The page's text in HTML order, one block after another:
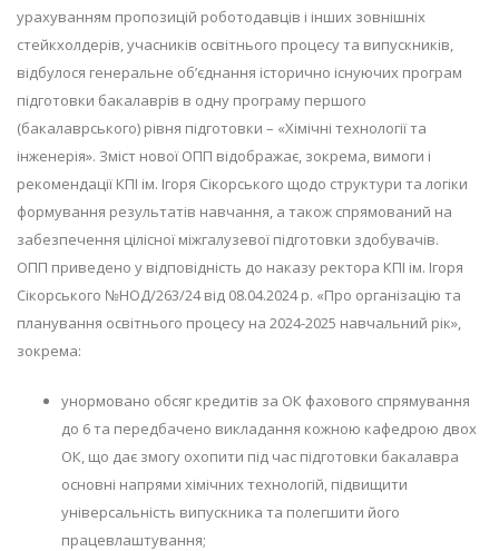
урахуванням пропозицій роботодавців і інших зовнішніх
стейкхолдерів, учасників освітнього процесу та випускників,
відбулося генеральне об’єднання історично існуючих програм
підготовки бакалаврів в одну програму першого
(бакалаврського) рівня підготовки – «Хімічні технології та
інженерія». Зміст нової ОПП відображає, зокрема, вимоги і
рекомендації КПІ ім. Ігоря Сікорського щодо структури та логіки
формування результатів навчання, а також спрямований на
забезпечення цілісної міжгалузевої підготовки здобувачів.
ОПП приведено у відповідність до наказу ректора КПІ ім. Ігоря
Сікорського №НОД/263/24 від 08.04.2024 р. «Про організацію та
планування освітнього процесу на 2024-2025 навчальний рік»,
зокрема:
унормовано обсяг кредитів за ОК фахового спрямування
до 6 та передбачено викладання кожною кафедрою двох
ОК, що дає змогу охопити під час підготовки бакалавра
основні напрями хімічних технологій, підвищити
універсальність випускника та полегшити його
працевлаштування;